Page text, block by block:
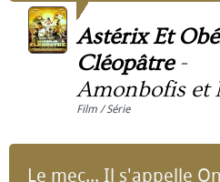
Astérix Et
Cléopâtre-
Amonbofis et
Film / Série
Le mec... Il s'appelle